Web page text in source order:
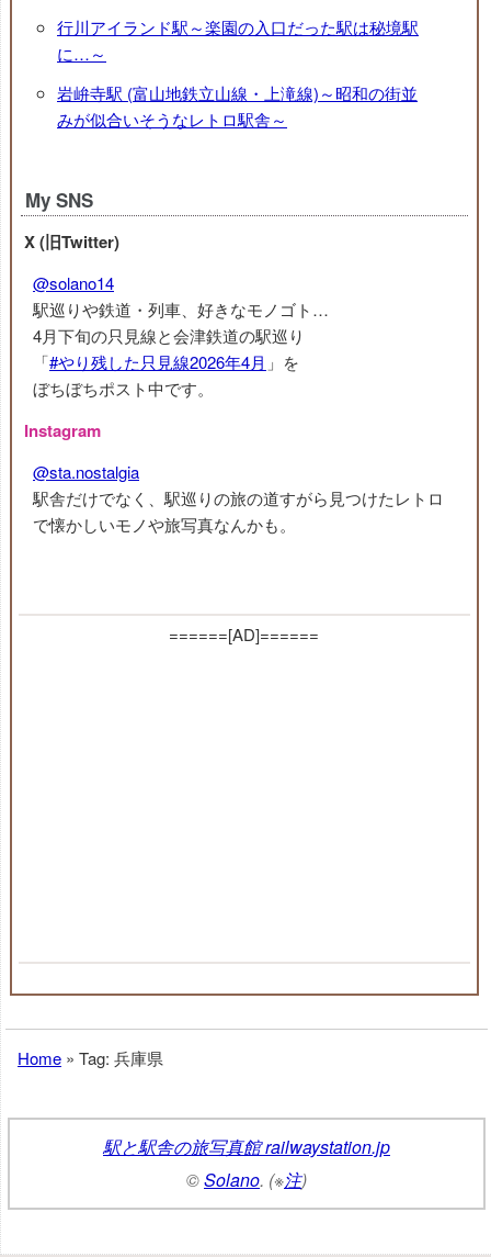
行川アイランド駅～楽園の入口だった駅は秘境駅
に…～
岩峅寺駅 (富山地鉄立山線・上滝線)～昭和の街並
みが似合いそうなレトロ駅舎～
My SNS
X (旧Twitter)
@solano14
駅巡りや鉄道・列車、好きなモノゴト…
4月下旬の只見線と会津鉄道の駅巡り
「#やり残した只見線2026年4月 」を
ぼちぼちポスト中です。
Instagram
@sta.nostalgia
駅舎だけでなく、駅巡りの旅の道すがら見つけたレトロ
で懐かしいモノや旅写真なんかも。
======[AD]======
Home » Tag: 兵庫県
駅と駅舎の旅写真館 railwaystation.jp
©Solano. (※注)